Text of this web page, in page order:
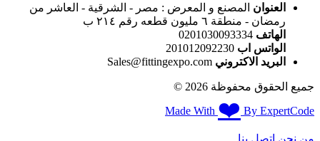
العنوان المصنع و المعرض : مصر - الشرقية - العاشر من
رمضان - منطقة ٦ مليون قطعه رقم ٢١٤ ب
الهاتف 0201030093334
الواتس اب
البريد الاكتروني Sales@fittingexpo.com
جميع الحقوق محفوظة 2026 ©
Made With ❤️ By ExpertCode
من نحن اتصل بنا